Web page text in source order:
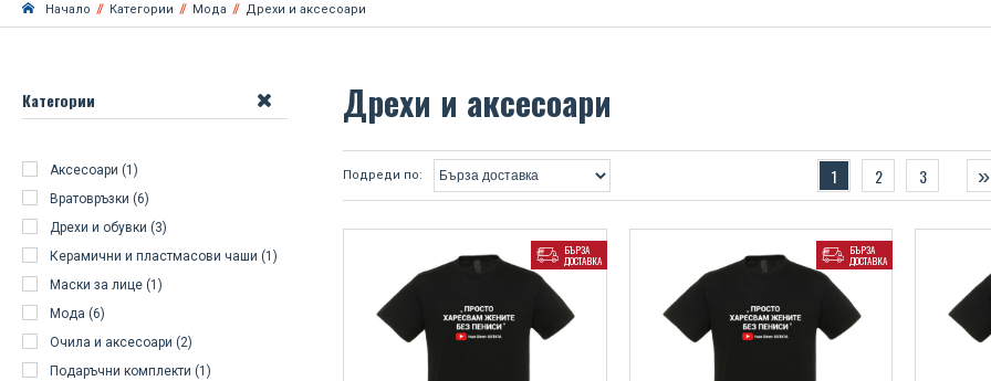
Начало Категории Мода Дрехи и аксесоари
Дрехи и аксесоари
Подреди по: 1 2 3 »
БЪРЗА
ДОСТАВКА
БЪРЗА
ДОСТАВКА
Категории
Аксесоари (1)
Вратовръзки (6)
Дрехи и обувки (3)
Керамични и пластмасови чаши (1)
Маски за лице (1)
Мода (6)
Очила и аксесоари (2)
Подаръчни комплекти (1)